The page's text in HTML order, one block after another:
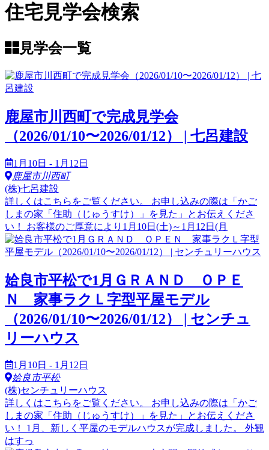
住宅見学会検索
見学会一覧
鹿屋市川西町で完成見学会
（2026/01/10〜2026/01/12） | 七呂建設
1月10日 - 1月12日
鹿屋市川西町
(株)七呂建設
詳しくはこちらをご覧ください。 お申し込みの際は「かご
しまの家「住助（じゅうすけ）」を見た」とお伝えくださ
い！ お客様のご厚意により1月10日(土)～1月12日(月
姶良市平松で1月ＧＲＡＮＤ ＯＰＥ
Ｎ 家事ラクＬ字型平屋モデル
（2026/01/10〜2026/01/12） | センチュ
リーハウス
1月10日 - 1月12日
姶良市平松
(株)センチュリーハウス
詳しくはこちらをご覧ください。 お申し込みの際は「かご
しまの家「住助（じゅうすけ）」を見た」とお伝えくださ
い！ 1月、新しく平屋のモデルハウスが完成しました。 外観
はすっ